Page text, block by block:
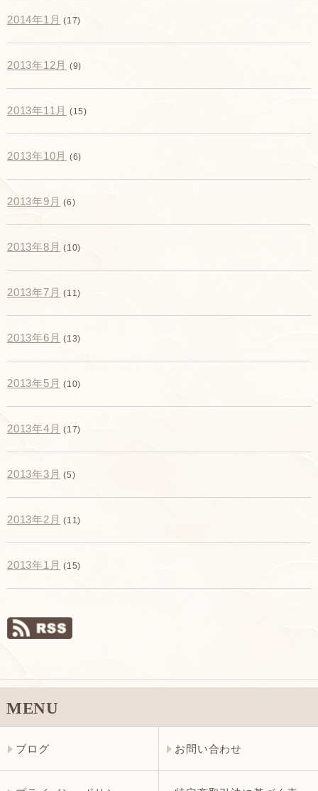
2014年1月 (17)
2013年12月 (9)
2013年11月 (15)
2013年10月 (6)
2013年9月 (6)
2013年8月 (10)
2013年7月 (11)
2013年6月 (13)
2013年5月 (10)
2013年4月 (17)
2013年3月 (5)
2013年2月 (11)
2013年1月 (15)
MENU
ブログ お問い合わせ